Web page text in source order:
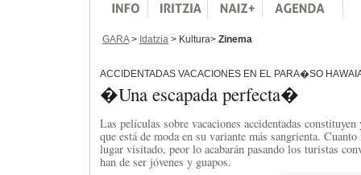
GARA> Idatzia > Kultura> Zinema
ACCIDENTADAS VACACIONES EN EL PARA�SO
�Una escapada perfecta�
Las películas sobre vacaciones accidentadas
que está de moda en su variante más sangrienta.
lugar visitado, peor lo acabarán pasando los turistas
han de ser jóvenes y guapos.